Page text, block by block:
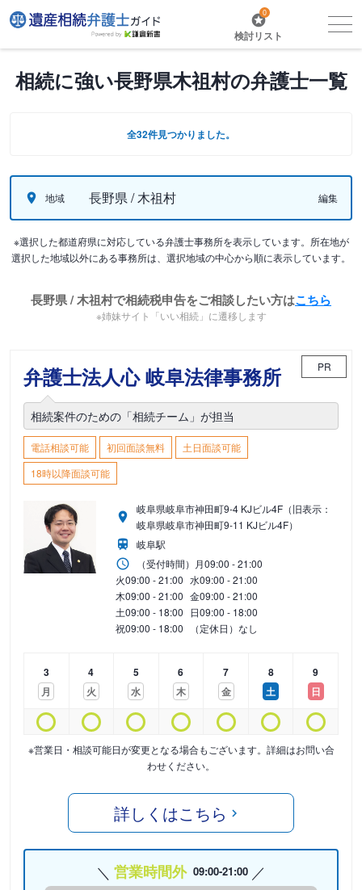
0
検討リスト
相続に強い長野県木祖村の弁護士一覧
全32件見つかりました。
地域 長野県 / 木祖村 編集
※選択した都道府県に対応している弁護士事務所を表示しています。所在地が
選択した地域以外にある事務所は、選択地域の中心から順に表示しています。
長野県 / 木祖村で相続税申告をご相談したい方はこちら
※姉妹サイト「いい相続」に遷移します
弁護士法人心 岐阜法律事務所 PR
相続案件のための「相続チーム」が担当
電話相談可能 初回面談無料
土日面談可能
18時以降面談可能
岐阜県岐阜市神田町9-4 KJビル4F（旧表示：
岐阜県岐阜市神田町9-11 KJビル4F）
岐阜駅
（受付時間） 月09:00 - 21:00
火09:00 - 21:00 水09:00 - 21:00
木09:00 - 21:00 金09:00 - 21:00
土09:00 - 18:00 日09:00 - 18:00
祝09:00 - 18:00 （定休日）なし
3
月
4
火
5
水
6
木
7
金
8
土
9
日
※営業日・相談可能日が変更となる場合もございます。詳細はお問い合
わせください。
詳しくはこちら
営業時間外 09:00-21:00